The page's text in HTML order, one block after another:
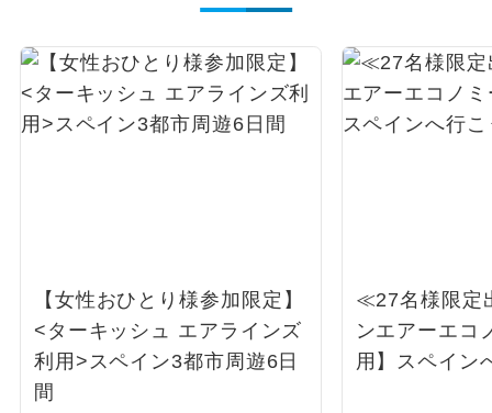
【女性おひとり様参加限定】
<ターキッシュ エアラインズ
利用>スペイン3都市周遊6日
間
≪27名様限定
ンエアーエコ
用】スペイン